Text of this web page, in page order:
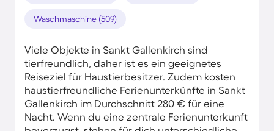
Waschmaschine (509)
Viele Objekte in Sankt Gallenkirch sind
tierfreundlich, daher ist es ein geeignetes
Reiseziel für Haustierbesitzer. Zudem kosten
haustierfreundliche Ferienunterkünfte in Sankt
Gallenkirch im Durchschnitt 280 € für eine
Nacht. Wenn du eine zentrale Ferienunterkunft